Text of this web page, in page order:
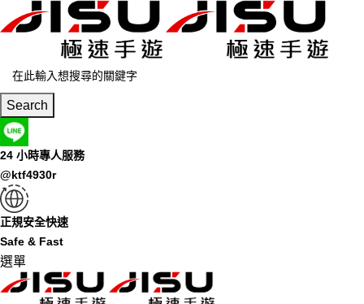
Search
24 小時專人服務
@ktf4930r
正規安全快速
Safe & Fast
選單